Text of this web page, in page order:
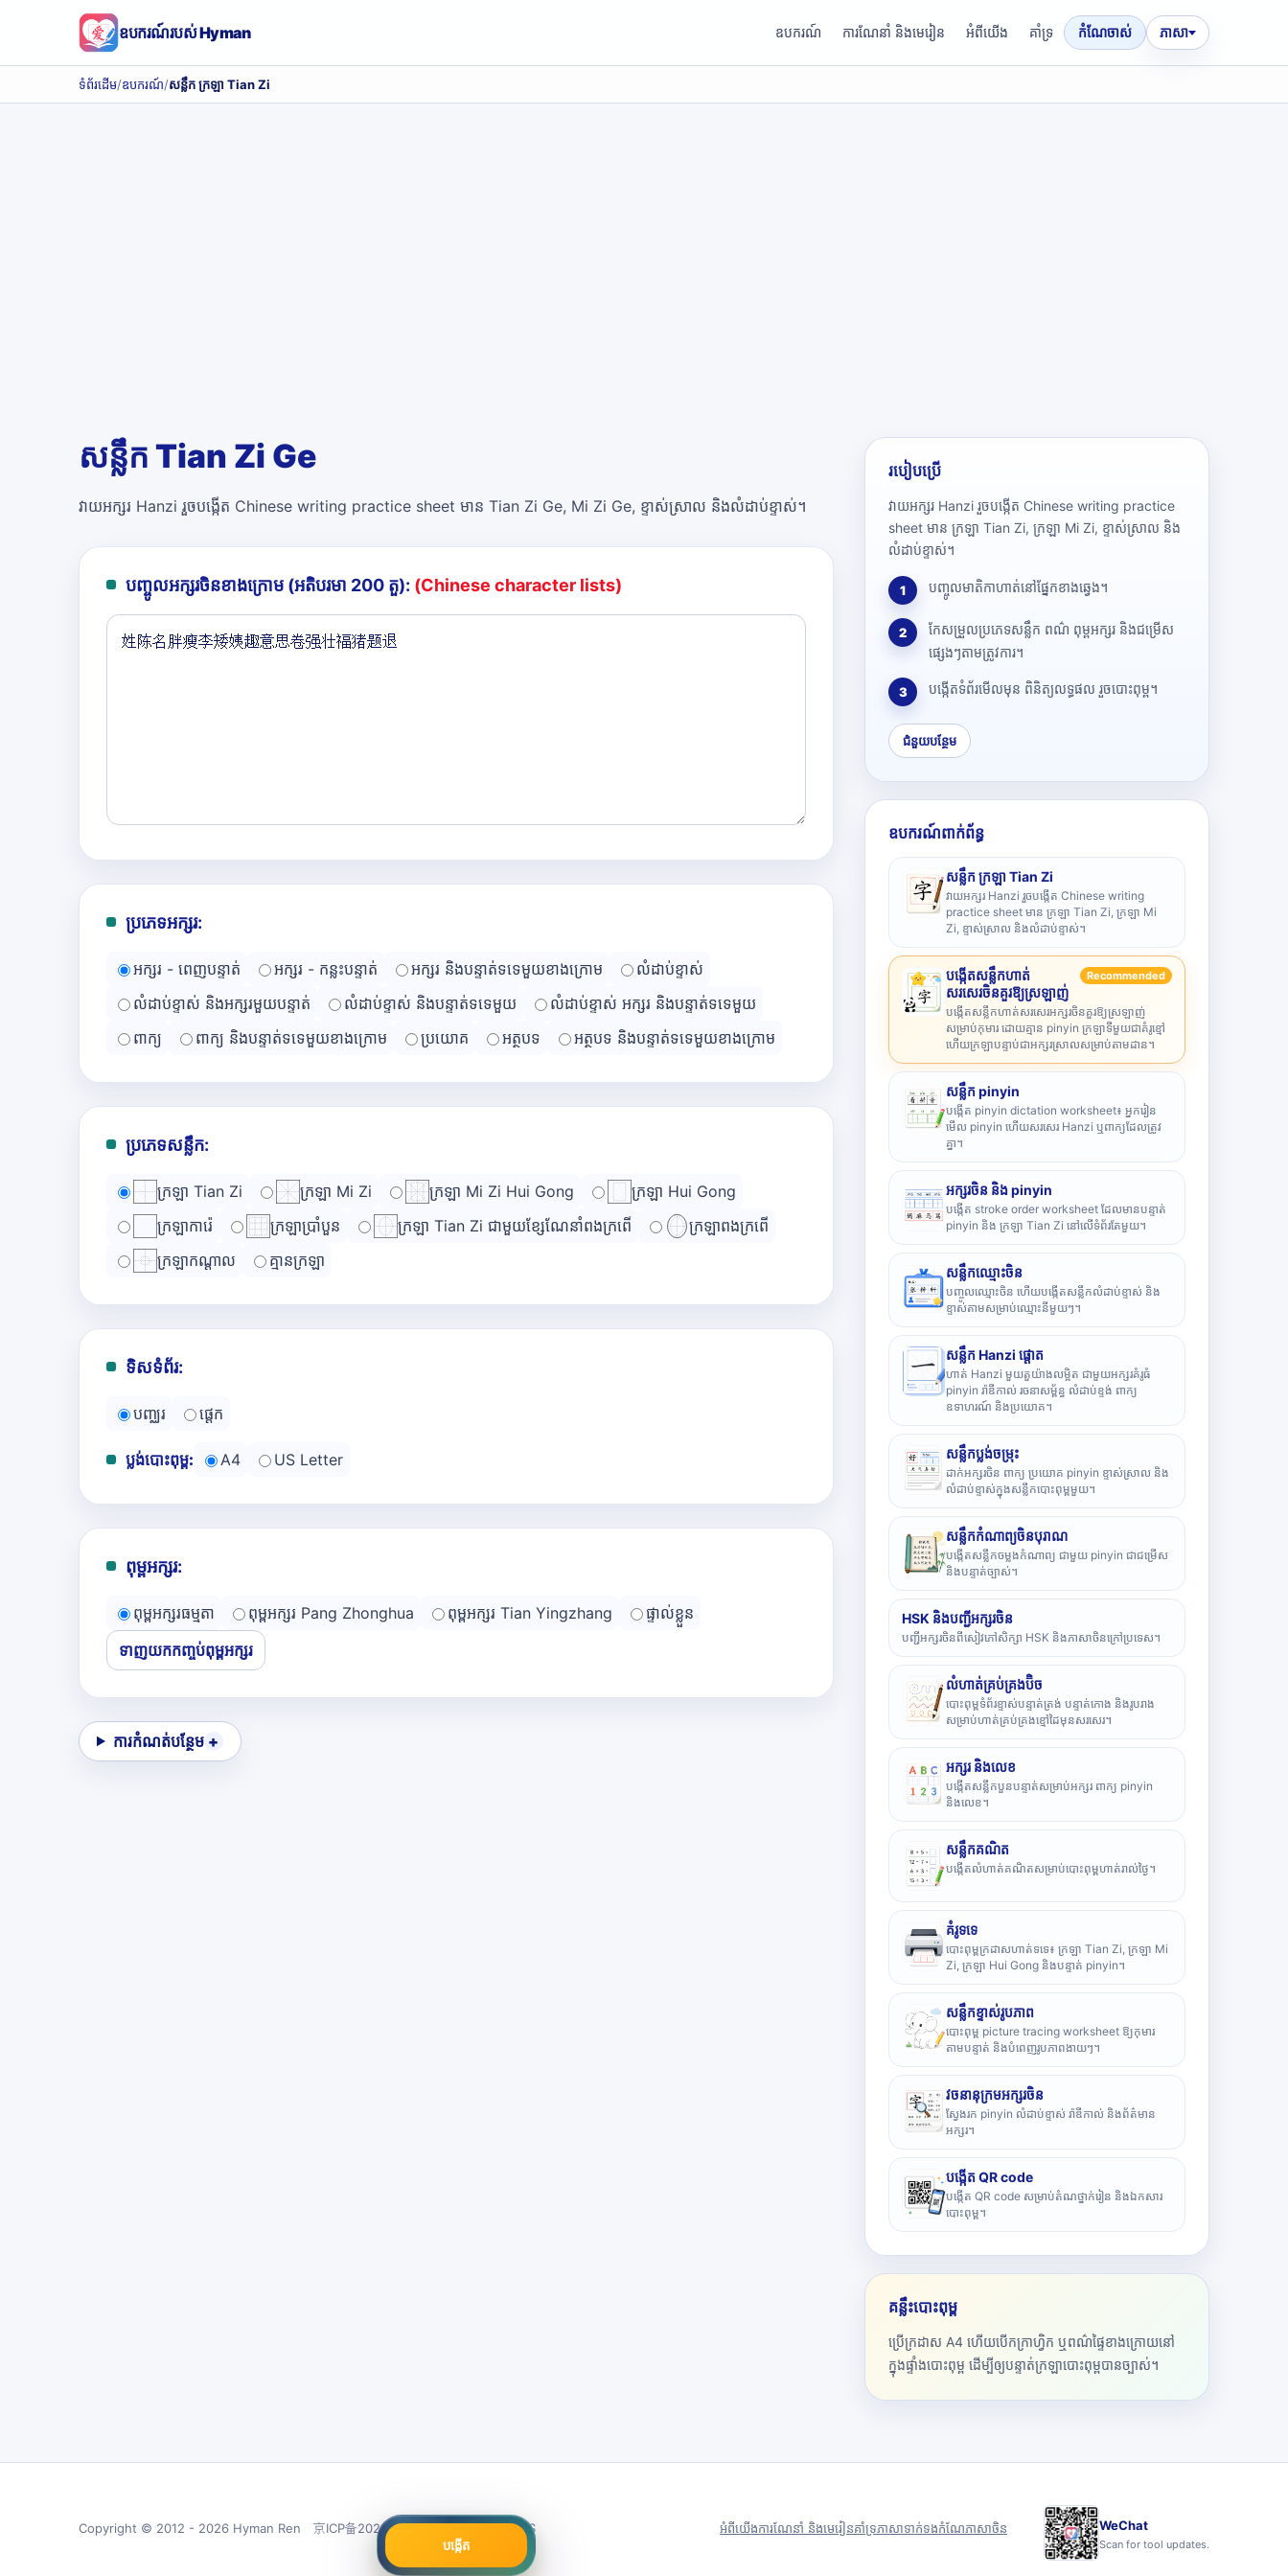
ឧបករណ៍របស់ Hyman ឧបករណ៍ ការណែនាំ និងមេរៀន អំពីយើង គាំទ្រ កំណែចាស់ ភាសា
ទំព័រដើម/ឧបករណ៍/សន្លឹក ក្រឡា Tian Zi
សន្លឹក Tian Zi Ge
វាយអក្សរ Hanzi រួចបង្កើត Chinese writing practice sheet មាន Tian Zi Ge, Mi Zi Ge, ខ្ទាស់ស្រាល និងលំដាប់ខ្ទាស់។
បញ្ចូលអក្សរចិនខាងក្រោម (អតិបរមា 200 តួ): (Chinese character lists)
ប្រភេទអក្សរ:
អក្សរ - ពេញបន្ទាត់ អក្សរ - កន្លះបន្ទាត់ អក្សរ និងបន្ទាត់ទទេមួយខាងក្រោម
លំដាប់ខ្ទាស់
លំដាប់ខ្ទាស់ និងអក្សរមួយបន្ទាត់
លំដាប់ខ្ទាស់ និងបន្ទាត់ទទេមួយ
លំដាប់ខ្ទាស់ អក្សរ និងបន្ទាត់ទទេមួយ
ពាក្យ
ពាក្យ និងបន្ទាត់ទទេមួយខាងក្រោម ប្រយោគ អត្ថបទ អត្ថបទ និងបន្ទាត់ទទេមួយខាងក្រោម
ប្រភេទសន្លឹក:
ក្រឡា Tian Zi ក្រឡា Mi Zi ក្រឡា Mi Zi Hui Gong
ក្រឡា Hui Gong
ក្រឡាការ៉េ
ក្រឡាប្រាំបួន ក្រឡា Tian Zi ជាមួយខ្សែណែនាំពងក្រពើ
ក្រឡាពងក្រពើ
ក្រឡាកណ្ដាល
គ្មានក្រឡា
ទិសទំព័រ:
បញ្ឈរ ផ្ដេក
ប្លង់បោះពុម្ព: A4 US Letter
ពុម្ពអក្សរ:
ពុម្ពអក្សរធម្មតា ពុម្ពអក្សរ Pang Zhonghua ពុម្ពអក្សរ Tian Yingzhang
ផ្ទាល់ខ្លួន
ទាញយកកញ្ចប់ពុម្ពអក្សរ
ការកំណត់បន្ថែម
បង្កើត
របៀបប្រើ
វាយអក្សរ Hanzi រួចបង្កើត Chinese writing practice
sheet មាន ក្រឡា Tian Zi, ក្រឡា Mi Zi, ខ្ទាស់ស្រាល និង
លំដាប់ខ្ទាស់។
1 បញ្ចូលមាតិកាហាត់នៅផ្នែកខាងឆ្វេង។
2
កែសម្រួលប្រភេទសន្លឹក ពណ៌ ពុម្ពអក្សរ និងជម្រើស
ផ្សេងៗតាមត្រូវការ។
3 បង្កើតទំព័រមើលមុន ពិនិត្យលទ្ធផល រួចបោះពុម្ព។
ជំនួយបន្ថែម
ឧបករណ៍ពាក់ព័ន្ធ
សន្លឹក ក្រឡា Tian Zi
វាយអក្សរ Hanzi រួចបង្កើត Chinese writing
practice sheet មាន ក្រឡា Tian Zi, ក្រឡា Mi
Zi, ខ្ទាស់ស្រាល និងលំដាប់ខ្ទាស់។
បង្កើតសន្លឹកហាត់
សរសេរចិនគួរឱ្យស្រឡាញ់
Recommended
បង្កើតសន្លឹកហាត់សរសេរអក្សរចិនគួរឱ្យស្រឡាញ់
សម្រាប់កុមារ ដោយគ្មាន pinyin ក្រឡាទីមួយជាគំរូខ្មៅ
ហើយក្រឡាបន្ទាប់ជាអក្សរស្រាលសម្រាប់តាមដាន។
សន្លឹក pinyin
បង្កើត pinyin dictation worksheet៖ អ្នករៀន
មើល pinyin ហើយសរសេរ Hanzi ឬពាក្យដែលត្រូវ
គ្នា។
អក្សរចិន និង pinyin
បង្កើត stroke order worksheet ដែលមានបន្ទាត់
pinyin និង ក្រឡា Tian Zi នៅលើទំព័រតែមួយ។
សន្លឹកឈ្មោះចិន
បញ្ចូលឈ្មោះចិន ហើយបង្កើតសន្លឹកលំដាប់ខ្ទាស់ និង
ខ្ទាស់តាមសម្រាប់ឈ្មោះនីមួយៗ។
សន្លឹក Hanzi ផ្តោត
ហាត់ Hanzi មួយតួយ៉ាងលម្អិត ជាមួយអក្សរគំរូធំ
pinyin រ៉ាឌីកាល់ រចនាសម្ព័ន្ធ លំដាប់ខ្ទង់ ពាក្យ
ឧទាហរណ៍ និងប្រយោគ។
សន្លឹកប្លង់ចម្រុះ
ដាក់អក្សរចិន ពាក្យ ប្រយោគ pinyin ខ្ទាស់ស្រាល និង
លំដាប់ខ្ទាស់ក្នុងសន្លឹកបោះពុម្ពមួយ។
សន្លឹកកំណាព្យចិនបុរាណ
បង្កើតសន្លឹកចម្លងកំណាព្យ ជាមួយ pinyin ជាជម្រើស
និងបន្ទាត់ច្បាស់។
HSK និងបញ្ជីអក្សរចិន
បញ្ជីអក្សរចិនពីសៀវភៅសិក្សា HSK និងភាសាចិនក្រៅប្រទេស។
លំហាត់គ្រប់គ្រងប៊ិច
បោះពុម្ពទំព័រខ្ទាស់បន្ទាត់ត្រង់ បន្ទាត់កោង និងរូបរាង
សម្រាប់ហាត់គ្រប់គ្រងខ្មៅដៃមុនសរសេរ។
អក្សរ និងលេខ
បង្កើតសន្លឹកបួនបន្ទាត់សម្រាប់អក្សរ ពាក្យ pinyin
និងលេខ។
សន្លឹកគណិត
បង្កើតលំហាត់គណិតសម្រាប់បោះពុម្ពហាត់រាល់ថ្ងៃ។
គំរូទទេ
បោះពុម្ពក្រដាសហាត់ទទេ៖ ក្រឡា Tian Zi, ក្រឡា Mi
Zi, ក្រឡា Hui Gong និងបន្ទាត់ pinyin។
សន្លឹកខ្ទាស់រូបភាព
បោះពុម្ព picture tracing worksheet ឱ្យកុមារ
តាមបន្ទាត់ និងបំពេញរូបភាពងាយៗ។
វចនានុក្រមអក្សរចិន
ស្វែងរក pinyin លំដាប់ខ្ទាស់ រ៉ាឌីកាល់ និងព័ត៌មាន
អក្សរ។
បង្កើត QR code
បង្កើត QR code សម្រាប់តំណថ្នាក់រៀន និងឯកសារ
បោះពុម្ព។
គន្លឹះបោះពុម្ព
ប្រើក្រដាស A4 ហើយបើកក្រាហ្វិក ឬពណ៌ផ្ទៃខាងក្រោយនៅ
ក្នុងផ្ទាំងបោះពុម្ព ដើម្បីឲ្យបន្ទាត់ក្រឡាបោះពុម្ពបានច្បាស់។
Copyright © 2012 - 2026 Hyman Ren 京ICP备2021026679号 Server in: US អំពីយើងការណែនាំ និងមេរៀនគាំទ្រភាសាទាក់ទងកំណែភាសាចិន WeChat
Scan for tool updates.